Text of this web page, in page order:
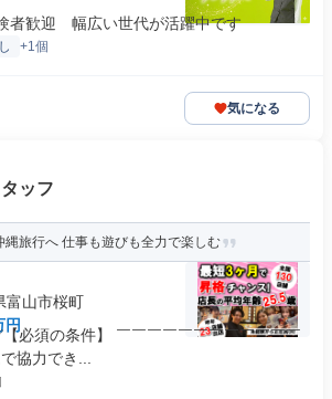
者歓迎 幅広い世代が活躍中です
+1個
気になる
ッフ
縄旅行へ 仕事も遊びも全力で楽しむ
富山市桜町
円
必須の条件】 ￣￣￣￣￣￣￣￣￣￣￣￣
協力でき...